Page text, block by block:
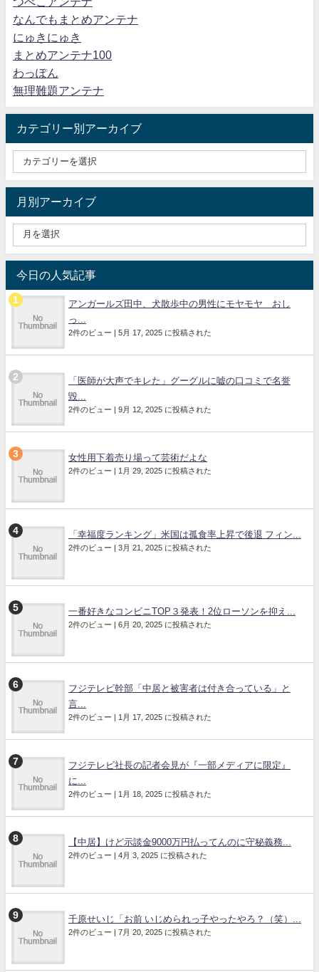
なんでもまとめアンテナ
にゅきにゅき
まとめアンテナ100
わっぽん
無理難題アンテナ
カテゴリー別アーカイブ
月別アーカイブ
今日の人気記事
アンガールズ田中、犬散歩中の男性にモヤモヤ おし
っ...
2件のビュー | 5月 17, 2025 に投稿された
「医師が大声でキレた」グーグルに嘘の口コミで名誉
毀...
2件のビュー | 9月 12, 2025 に投稿された
女性用下着売り場って芸術だよな
2件のビュー | 1月 29, 2025 に投稿された
「幸福度ランキング」米国は孤食率上昇で後退 フィン...
2件のビュー | 3月 21, 2025 に投稿された
一番好きなコンビニTOP３発表！2位ローソンを抑え...
2件のビュー | 6月 20, 2025 に投稿された
フジテレビ幹部「中居と被害者は付き合っている」と
言...
2件のビュー | 1月 17, 2025 に投稿された
フジテレビ社長の記者会見が『一部メディアに限定』
に...
2件のビュー | 1月 18, 2025 に投稿された
【中居】けど示談金9000万円払ってんのに守秘義務...
2件のビュー | 4月 3, 2025 に投稿された
千原せいじ「お前 いじめられっ子やったやろ？（笑）...
2件のビュー | 7月 20, 2025 に投稿された